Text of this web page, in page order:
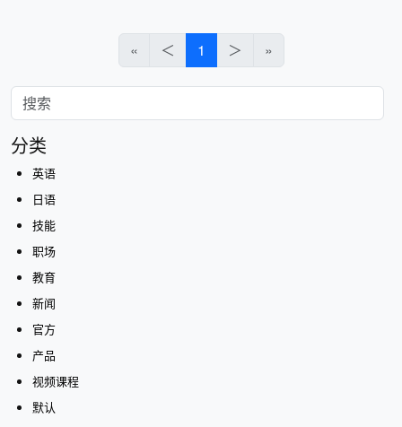
« ＜ 1 ＞ »
分类
英语
日语
技能
职场
教育
新闻
官方
产品
视频课程
默认